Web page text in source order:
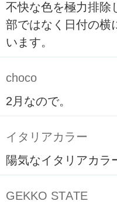
不快な色を極力排除
部ではなく日付の横
います。
choco
2月なので。
イタリアカラー
陽気なイタリアカラ
GEKKO STATE